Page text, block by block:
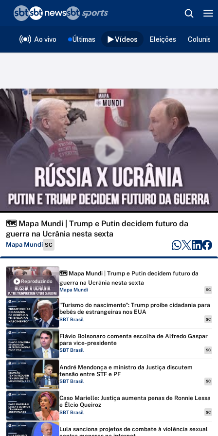
Ao vivo Últimas Vídeos Eleições
🗺️ Mapa Mundi | Trump e Putin decidem futuro da
guerra na Ucrânia nesta sexta
Mapa Mundi SC
Reproduzindo
🗺️ Mapa Mundi | Trump e Putin decidem futuro da
guerra na Ucrânia nesta sexta
Mapa Mundi SC
"Turismo do nascimento": Trump proíbe cidadania para
bebês de estrangeiras nos EUA
SBT Brasil SC
Flávio Bolsonaro comenta escolha de Alfredo Gaspar
para vice-presidente
SBT Brasil SC
André Mendonça e ministro da Justiça discutem
tensão entre STF e PF
SBT Brasil SC
Caso Marielle: Justiça aumenta penas de Ronnie Lessa
e Élcio Queiroz
SBT Brasil SC
Lula sanciona projetos de combate à violência sexual
❮voltar
Editorias